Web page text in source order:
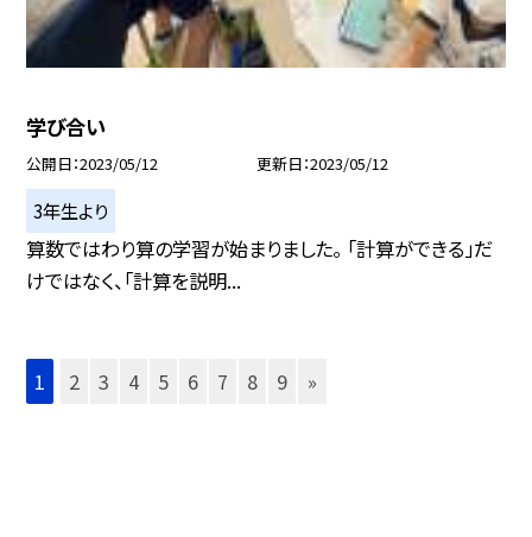
学び合い
公開日 2023/05/12 更新日 2023/05/12
3年生より
算数ではわり算の学習が始まりました。 「計算ができる」だ
けではなく、「計算を説明...
1 2 3 4 5 6 7 8 9 »